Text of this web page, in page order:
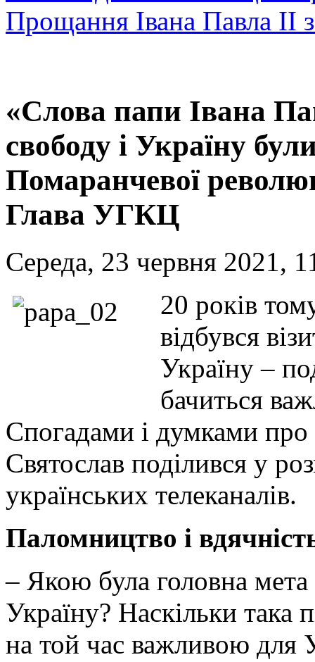
Прощання Івана Павла ІІ
«Слова папи Івана
свободу і Україну
Помаранчевої
Глава УГКЦ
Середа, 23 червня 2021,
20 років
відбувся
Україну –
бачиться
Спогадами і думками
Святослав поділився у
українських телеканалів.
Паломництво і
– Якою була головна мета
Україну? Наскільки така
на той час важливою